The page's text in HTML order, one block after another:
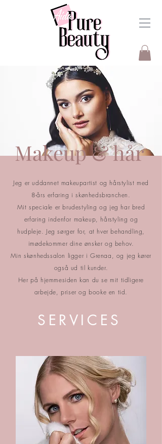
Jeg eruddannet makeupartist og hårstylist med
8-års erfaring i skønhedsbranchen.
Mit speciale er brudestyling og jeg har bred
erfaring indenfor makeup, hårstyling og
hudpleje. Jeg sørger for, at hver behandling,
imødekommer dine ønsker og behov.
Min skønhedssalon ligger i Grenaa, og jeg kører
også ud til kunder.
Her på hjemmesiden kan du se mit tidligere
arbejde, priser og booke en tid.
SERVICES
Makeup & hår